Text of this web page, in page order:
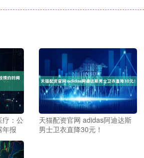
疗：公
年报
天猫配资官网 adidas阿迪达斯
男士卫衣直降30元！